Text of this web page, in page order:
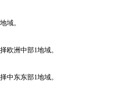
域。
欧洲中部1地域。
中东东部1地域。